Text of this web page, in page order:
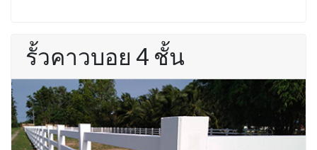
รั้วคาวบอย 4 ชั้น